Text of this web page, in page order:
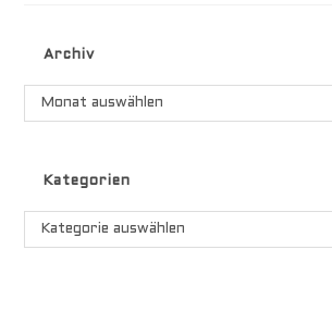
Archiv
Archiv
Monat auswählen
Kategorien
Kategorien
Kategorie auswählen